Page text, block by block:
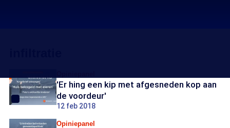
'Er hing een kip met afgesneden kop aan
de voordeur'
12 feb 2018
Opiniepanel